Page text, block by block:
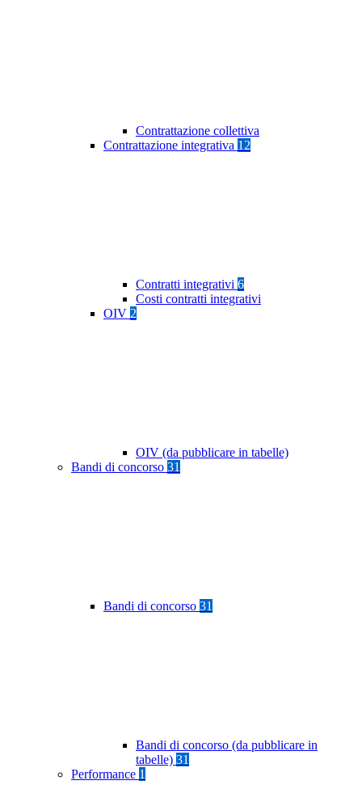
Contrattazione collettiva
Contrattazione integrativa 12
Contratti integrativi 6
Costi contratti integrativi
OIV 2
OIV (da pubblicare in tabelle)
Bandi di concorso 31
Bandi di concorso 31
Bandi di concorso (da pubblicare in
tabelle) 31
Performance 1